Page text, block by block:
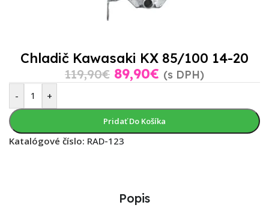
Chladič Kawasaki KX 85/100 14-20
119,90€ 89,90€ (s DPH)
- +
Pridať Do Košíka
Katalógové číslo: RAD-123
Popis